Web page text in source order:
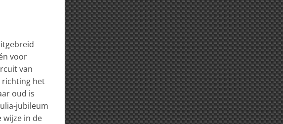
voor
van
richting het
oud is
jubileum
wijze in de